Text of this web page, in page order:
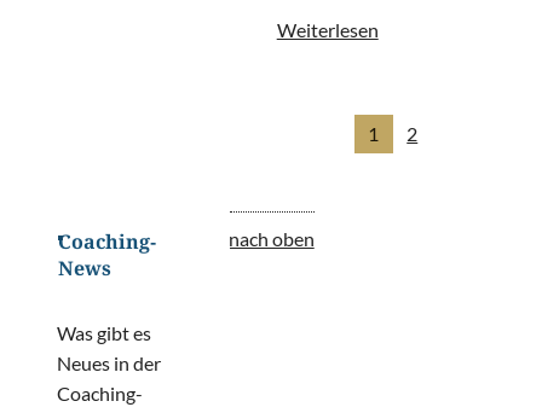
Weiterlesen
1 2
Coaching-
News
Was gibt es
Neues in der
Coaching-
nach oben